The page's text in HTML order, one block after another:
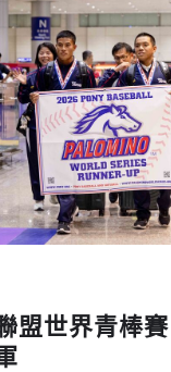
盟世界青棒